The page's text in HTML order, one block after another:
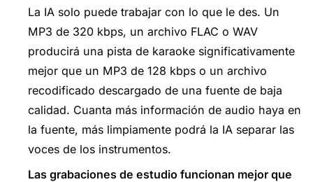
La IA solo puede trabajar con lo que le des. Un
MP3 de 320 kbps, un archivo FLAC o WAV
producirá una pista de karaoke significativamente
mejor que un MP3 de 128 kbps o un archivo
recodificado descargado de una fuente de baja
calidad. Cuanta más información de audio haya en
la fuente, más limpiamente podrá la IA separar las
voces de los instrumentos.
Las grabaciones de estudio funcionan mejor que